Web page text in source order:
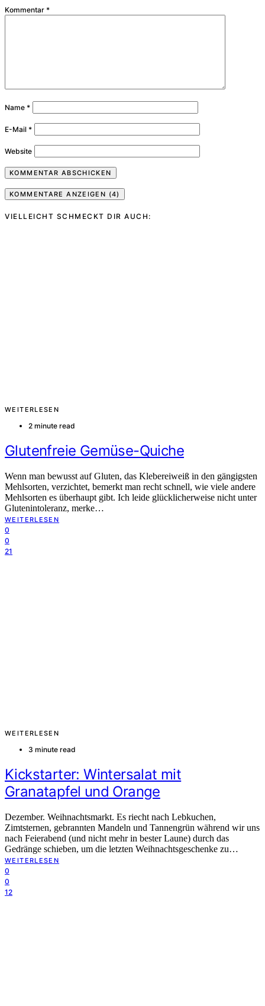
Kommentar *
Name *
E-Mail *
Website
KOMMENTARE ANZEIGEN (4)
VIELLEICHT SCHMECKT DIR AUCH:
WEITERLESEN
2 minute read
Glutenfreie Gemüse-Quiche
Wenn man bewusst auf Gluten, das Klebereiweiß in den gängigsten
Mehlsorten, verzichtet, bemerkt man recht schnell, wie viele andere
Mehlsorten es überhaupt gibt. Ich leide glücklicherweise nicht unter
Glutenintoleranz, merke…
WEITERLESEN
0
0
21
WEITERLESEN
3 minute read
Kickstarter: Wintersalat mit
Granatapfel und Orange
Dezember. Weihnachtsmarkt. Es riecht nach Lebkuchen,
Zimtsternen, gebrannten Mandeln und Tannengrün während wir uns
nach Feierabend (und nicht mehr in bester Laune) durch das
Gedränge schieben, um die letzten Weihnachtsgeschenke zu…
WEITERLESEN
0
0
12